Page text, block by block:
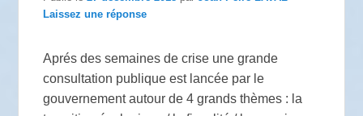
Laissez une réponse
Aprés des semaines de crise une grande
consultation publique est lancée par le
gouvernement autour de 4 grands thèmes : la